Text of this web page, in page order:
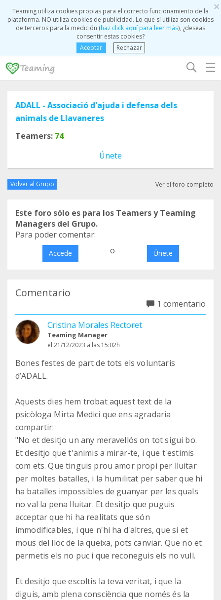
×
Teaming utiliza cookies propias para el correcto funcionamiento de la
plataforma. NO utiliza cookies de publicidad. Lo que sí utiliza son cookies
de terceros para la medición (haz click aquí para leer más), ¿deseas
consentir estas cookies?
Aceptar
Rechazar
☰
ADALL - Associació d'ajuda i defensa dels
animals de Llavaneres
Teamers: 74
Únete
Volver al Grupo Ver el foro completo
Este foro sólo es para los Teamers y Teaming
Managers del Grupo.
Para poder comentar:
Accede o Únete
Comentario
1 comentario
Cristina Morales Rectoret
Teaming Manager
el 21/12/2023 a las 15:02h
Bones festes de part de tots els voluntaris
d’ADALL.
Aquests dies hem trobat aquest text de la
psicòloga Mirta Medici que ens agradaria
compartir:
"No et desitjo un any meravellós on tot sigui bo.
Et desitjo que t'animis a mirar-te, i que t'estimis
com ets. Que tinguis prou amor propi per lluitar
per moltes batalles, i la humilitat per saber que hi
ha batalles impossibles de guanyar per les quals
no val la pena lluitar. Et desitjo que puguis
acceptar que hi ha realitats que són
immodificables, i que n'hi ha d'altres, que si et
mous del lloc de la queixa, pots canviar. Que no et
permetis els no puc i que reconeguis els no vull.
Et desitjo que escoltis la teva veritat, i que la
diguis, amb plena consciència que només és la